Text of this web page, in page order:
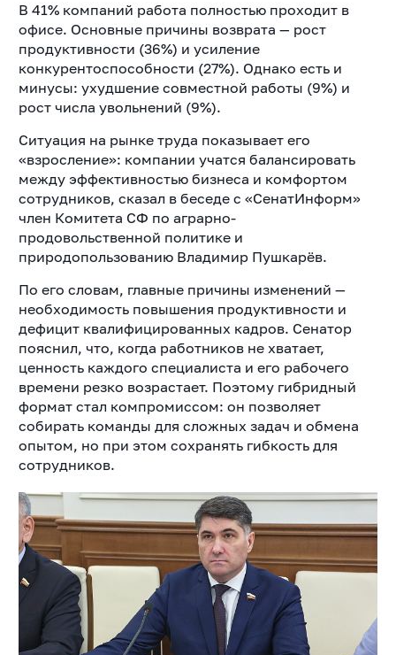
В 41% компаний работа полностью проходит в
офисе. Основные причины возврата — рост
продуктивности (36%) и усиление
конкурентоспособности (27%). Однако есть и
минусы: ухудшение совместной работы (9%) и
рост числа увольнений (9%).
Ситуация на рынке труда показывает его
«взросление»: компании учатся балансировать
между эффективностью бизнеса и комфортом
сотрудников, сказал в беседе с «СенатИнформ»
член Комитета СФ по аграрно-
продовольственной политике и
природопользованию Владимир Пушкарёв.
По его словам, главные причины изменений —
необходимость повышения продуктивности и
дефицит квалифицированных кадров. Сенатор
пояснил, что, когда работников не хватает,
ценность каждого специалиста и его рабочего
времени резко возрастает. Поэтому гибридный
формат стал компромиссом: он позволяет
собирать команды для сложных задач и обмена
опытом, но при этом сохранять гибкость для
сотрудников.